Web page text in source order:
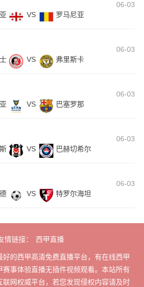
06-03
VS 罗马尼亚
06-03
VS 弗里斯卡
06-03
VS 巴塞罗那
06-03
VS 巴赫切希尔
06-03
VS 特罗尔海坦
情链接： 西甲直播
好的西甲高清免费直播平台，有在线西甲
赛事体验直播无插件视频观看。本站所有
联网权威平台，若您发现侵权内容请及时